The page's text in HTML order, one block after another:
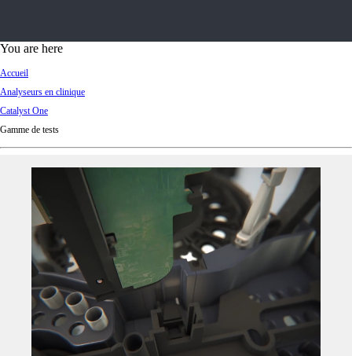
d
You are here
Accueil
Analyseurs en clinique
Catalyst One
Gamme de tests